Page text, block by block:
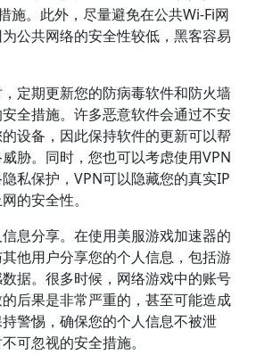
施。此外，尽量避免在公共Wi-Fi网
公共网络的安全性较低，黑客容易
定期更新您的防病毒软件和防火墙
全措施。许多恶意软件会通过不安
设备，因此保持软件的更新可以帮
胁。同时，您也可以考虑使用VPN
私保护，VPN可以隐藏您的真实IP
的安全性。
息分享。在使用美服游戏加速器的
他用户分享您的个人信息，包括游
据。很多时候，网络游戏中的账号
后果是非常严重的，甚至可能造成
警惕，确保您的个人信息不被泄
可忽视的安全措施。